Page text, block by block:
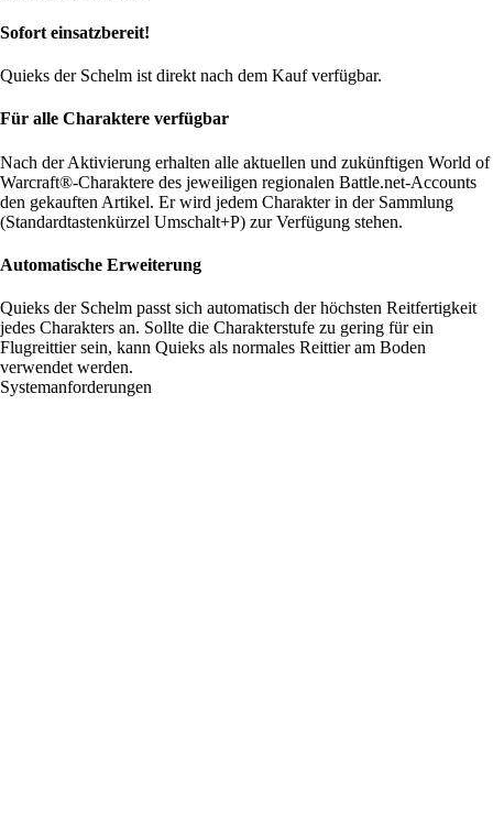
Sofort einsatzbereit!
Quieks der Schelm ist direkt nach dem Kauf verfügbar.
Für alle Charaktere verfügbar
Nach der Aktivierung erhalten alle aktuellen und zukünftigen World of
Warcraft®-Charaktere des jeweiligen regionalen Battle.net-Accounts
den gekauften Artikel. Er wird jedem Charakter in der Sammlung
(Standardtastenkürzel Umschalt+P) zur Verfügung stehen.
Automatische Erweiterung
Quieks der Schelm passt sich automatisch der höchsten Reitfertigkeit
jedes Charakters an. Sollte die Charakterstufe zu gering für ein
Flugreittier sein, kann Quieks als normales Reittier am Boden
verwendet werden.
Systemanforderungen